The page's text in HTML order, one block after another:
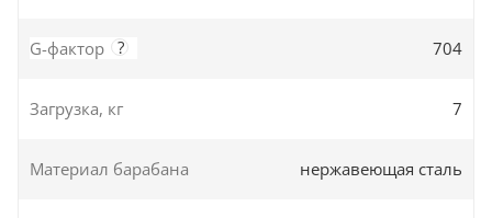
G-фактор ? 704
Загрузка, кг 7
Материал барабана нержавеющая сталь